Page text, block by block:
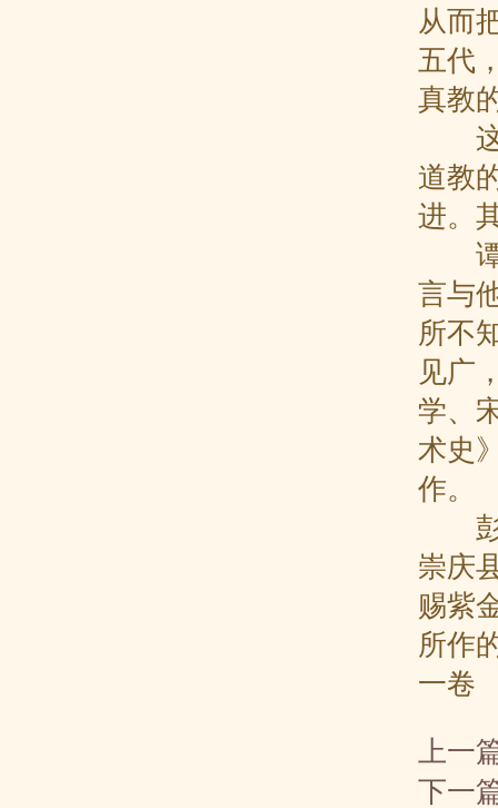
从而
五代
真教
这
道教
进。
谭
言与
所不
见广
学、
术史
作。
彭
崇庆
赐紫
所作
一卷
上一
下一